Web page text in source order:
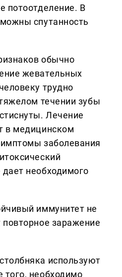
потоотделение. В
спутанность
обычно
жевательных
трудно
течении зубы
Лечение
в медицинском
заболевания
необходимого
иммунитет не
повторное заражение
используют
необходимо